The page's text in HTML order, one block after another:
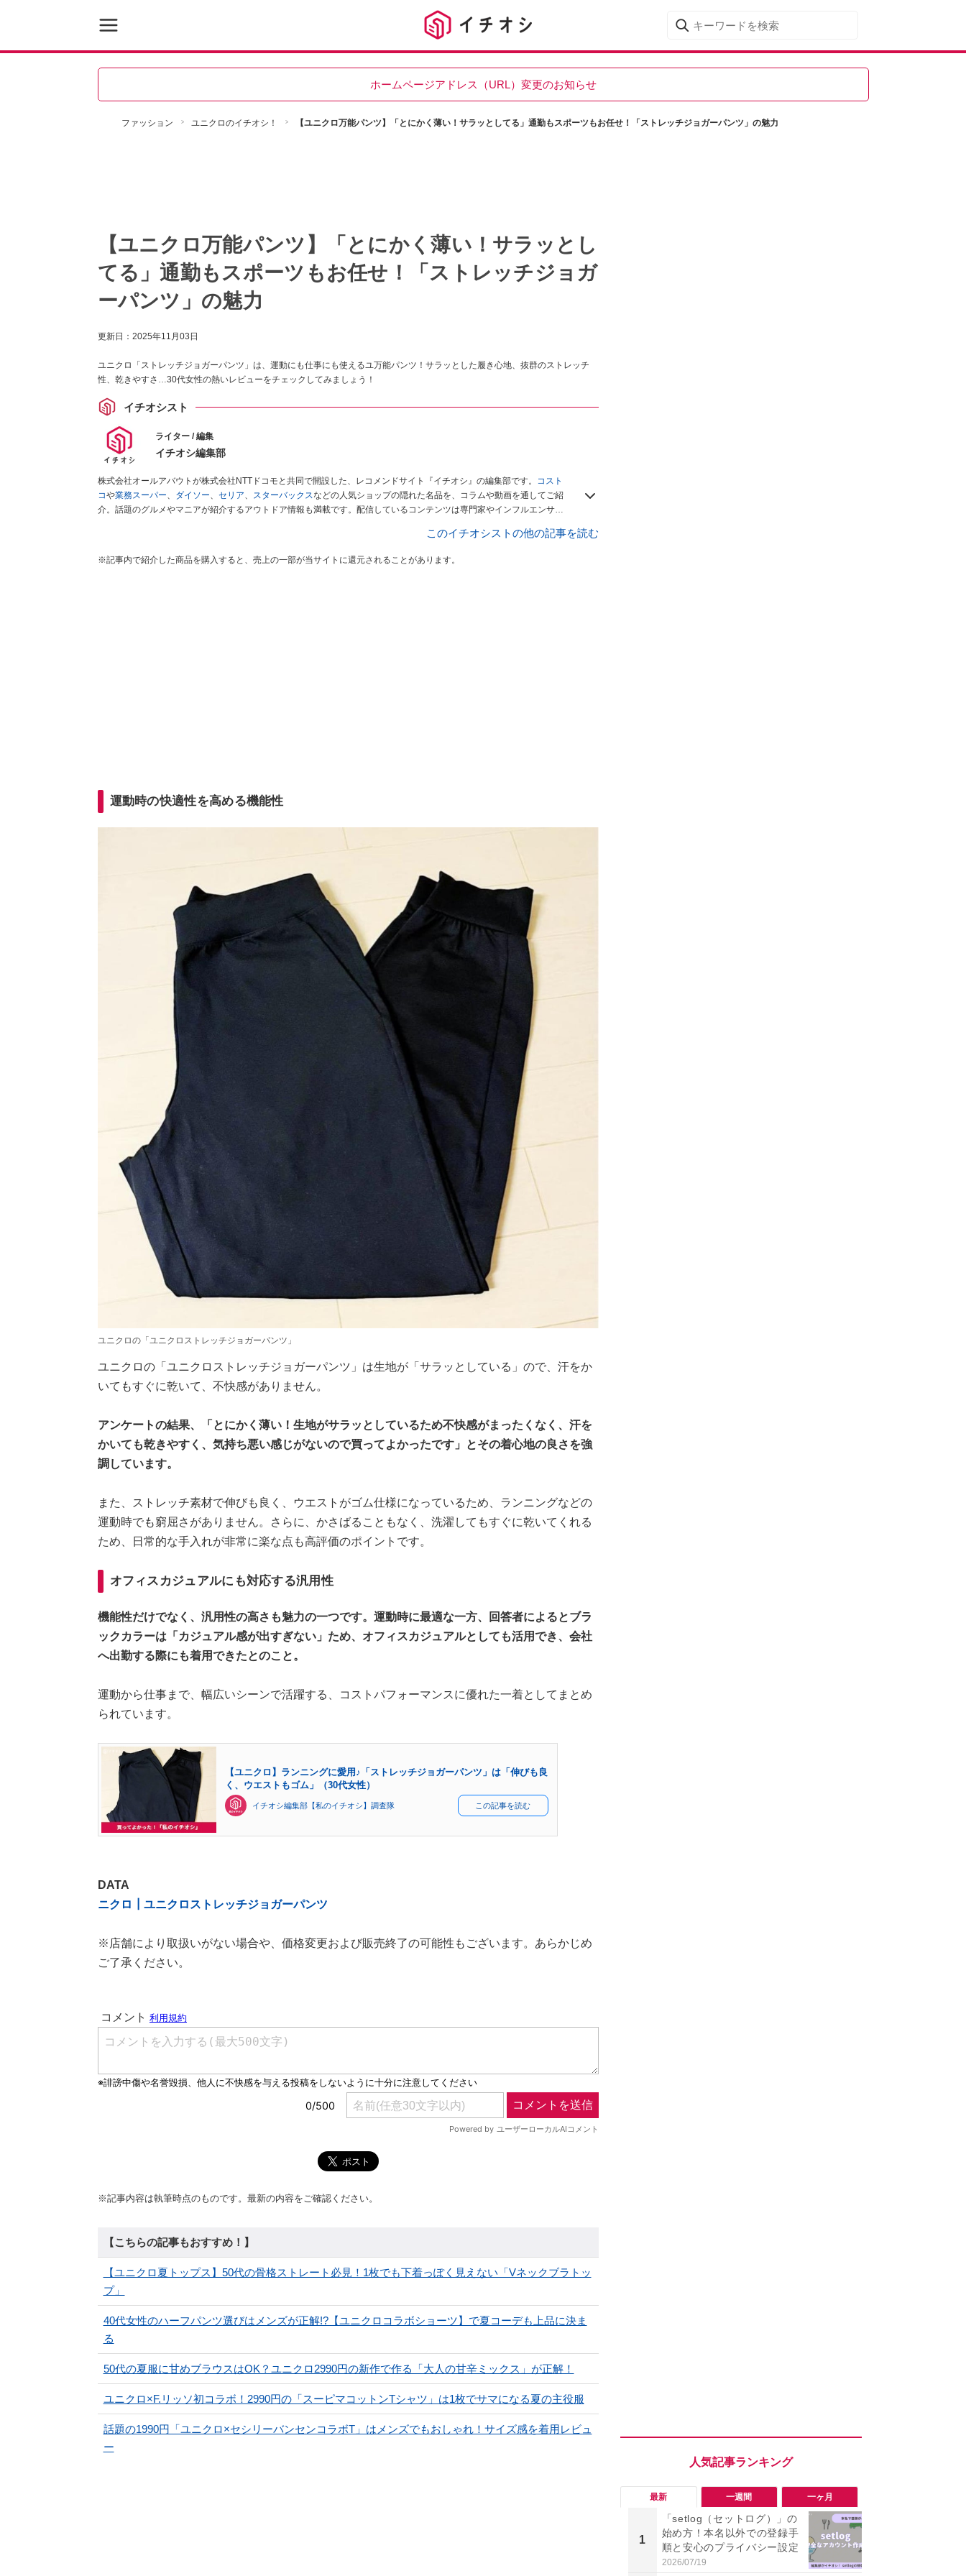
ホームページアドレス（URL）変更のお知らせ
ファッション ユニクロのイチオシ！ 【ユニクロ万能パンツ】「とにかく薄い！サラッとしてる」通勤もスポーツもお任せ！「ストレッチジョガーパンツ」の魅力
【ユニクロ万能パンツ】「とにかく薄い！サラッとし
てる」通勤もスポーツもお任せ！「ストレッチジョガ
ーパンツ」の魅力
更新日： 2025年11月03日
ユニクロ「ストレッチジョガーパンツ」は、運動にも仕事にも使えるユ万能パンツ！サラッとした履き心地、抜群のストレッチ
性、乾きやすさ…30代女性の熱いレビューをチェックしてみましょう！
イチオシスト
ライター / 編集
イチオシ編集部
株式会社オールアバウトが株式会社NTTドコモと共同で開設した、レコメンドサイト『イチオシ』の編集部です。
コスト
コや業務スーパー、 ダイソー、 セリア、 スターバックスなどの人気ショップの隠れた名品を、コラムや動画を通してご紹
介。話題のグルメやマニアが紹介するアウトドア情報も満載です。配信しているコンテンツは専門家やインフルエンサー
このイチオシストの他の記事を読む
※記事内で紹介した商品を購入すると、売上の一部が当サイトに還元されることがあります。
運動時の快適性を高める機能性
ユニクロの「ユニクロストレッチジョガーパンツ」
ユニクロの「ユニクロストレッチジョガーパンツ」は生地が「サラッとしている」ので、汗をか
いてもすぐに乾いて、不快感がありません。
アンケートの結果、「とにかく薄い！生地がサラッとしているため不快感がまったくなく、汗を
かいても乾きやすく、気持ち悪い感じがないので買ってよかったです」とその着心地の良さを強
調しています。
また、ストレッチ素材で伸びも良く、ウエストがゴム仕様になっているため、ランニングなどの
運動時でも窮屈さがありません。さらに、かさばることもなく、洗濯してもすぐに乾いてくれる
ため、日常的な手入れが非常に楽な点も高評価のポイントです。
オフィスカジュアルにも対応する汎用性
機能性だけでなく、汎用性の高さも魅力の一つです。運動時に最適な一方、回答者によるとブラ
ックカラーは「カジュアル感が出すぎない」ため、オフィスカジュアルとしても活用でき、会社
へ出勤する際にも着用できたとのこと。
運動から仕事まで、幅広いシーンで活躍する、コストパフォーマンスに優れた一着としてまとめ
られています。
【ユニクロ】ランニングに愛用♪「ストレッチジョガーパンツ」は「伸びも良
く、ウエストもゴム」（30代女性）
イチオシ編集部【私のイチオシ】調査隊 この記事を読む
DATA
ニクロ┃ユニクロストレッチジョガーパンツ
※店舗により取扱いがない場合や、価格変更および販売終了の可能性もございます。あらかじめ
ご了承ください。
※記事内容は執筆時点のものです。最新の内容をご確認ください。
【こちらの記事もおすすめ！】
【ユニクロ夏トップス】50代の骨格ストレート必見！1枚でも下着っぽく見えない「Vネックブラトッ
プ」
40代女性のハーフパンツ選びはメンズが正解!?【ユニクロコラボショーツ】で夏コーデも上品に決ま
る
50代の夏服に甘めブラウスはOK？ユニクロ2990円の新作で作る「大人の甘辛ミックス」が正解！
ユニクロ×F.リッソ初コラボ！2990円の「スーピマコットンTシャツ」は1枚でサマになる夏の主役服
話題の1990円「ユニクロ×セシリーバンセンコラボT」はメンズでもおしゃれ！サイズ感を着用レビュ
ー
最新 一週間 一ヶ月
1
「setlog（セットログ）」の
始め方！本名以外での登録手
順と安心のプライバシー設定
2026/07/19